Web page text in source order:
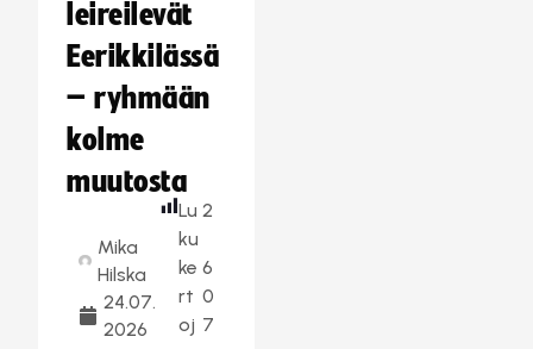
leireilevät
Eerikkilässä
– ryhmään
kolme
muutosta
Mika
Hilska
24.07.
2026
Lu
ku
ke
rt
oj
2
6
0
7